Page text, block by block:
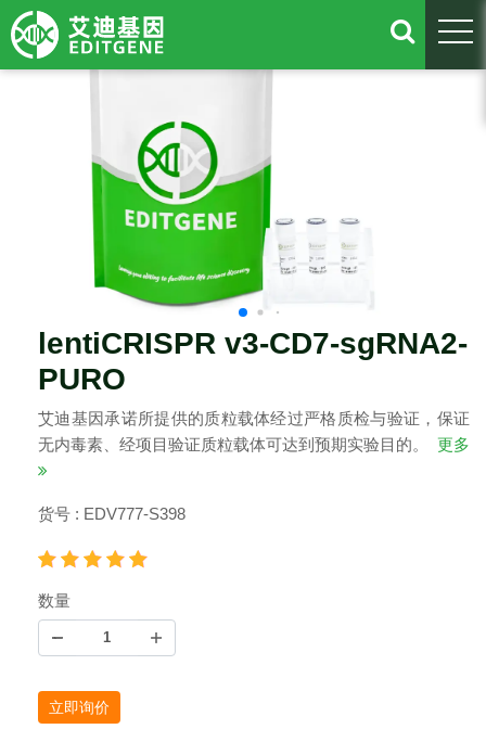
lentiCRISPR v3-CD7-sgRNA2-
PURO
艾迪基因承诺所提供的质粒载体经过严格质检与验证，保证
无内毒素、经项目验证质粒载体可达到预期实验目的。
更多
货号 : EDV777-S398
数量
立即询价